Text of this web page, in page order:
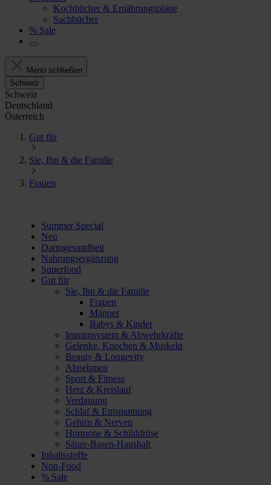
Kochbücher & Ernährungspläne
Sachbücher
% Sale
Menü schließen
Schweiz
Schweiz
Deutschland
Österreich
Gut für
Sie, Ihn & die Familie
Frauen
Summer Special
Neu
Darmgesundheit
Nahrungsergänzung
Superfood
Gut für
Sie, Ihn & die Familie
Frauen
Männer
Babys & Kinder
Immunsystem & Abwehrkräfte
Gelenke, Knochen & Muskeln
Beauty & Longevity
Abnehmen
Sport & Fitness
Herz & Kreislauf
Verdauung
Schlaf & Entspannung
Gehirn & Nerven
Hormone & Schilddrüse
Säure-Basen-Haushalt
Inhaltsstoffe
Non-Food
% Sale